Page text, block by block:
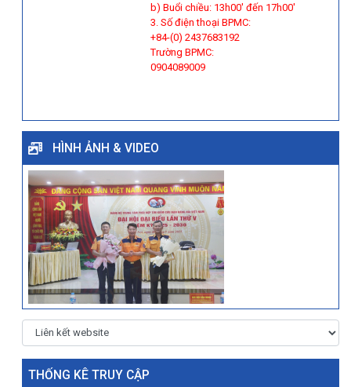
b) Buổi chiều: 13h00' đến 17h00'
3. Số điện thoại BPMC:
+84-(0) 2437683192
Trường BPMC:
0904089009
HÌNH ẢNH & VIDEO
THỐNG KÊ TRUY CẬP